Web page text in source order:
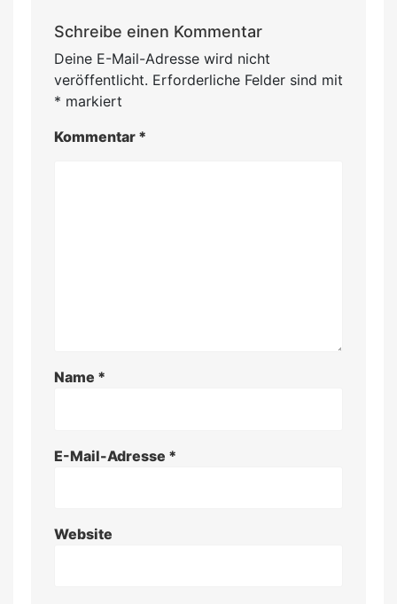
Schreibe einen Kommentar
Deine E-Mail-Adresse wird nicht
veröffentlicht. Erforderliche Felder sind mit
* markiert
Kommentar *
Name *
E-Mail-Adresse *
Website